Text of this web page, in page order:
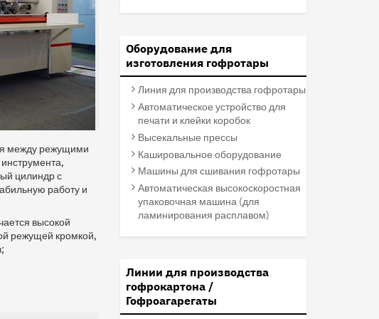
между режущими
цилиндр с
работу и
высокой
режущей кромкой,
Оборудование для
изготовления гофротары
Линия для производства гофротары
Автоматическое устройство для
печати и клейки коробок
Высекальные прессы
Кашировальное оборудование
Машины для сшивания гофротары
Автоматическая высокоскоростная
упаковочная машина (для
ламинирования расплавом)
Линии для производства
гофрокартона /
Гофроагарегаты